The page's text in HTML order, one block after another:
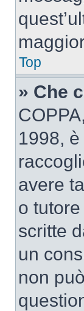
Top
» Che
1998,
avere
o
scritte
un
non